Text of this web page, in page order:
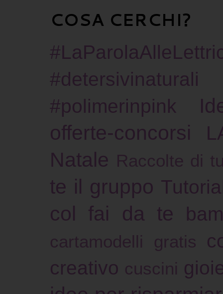
COSA CERCHI?
#detersivinaturali
#polimerinpink
offerte-concorsi
Natale Raccolte di
te il gruppo
col fai da te
cartamodelli gratis
creativo cuscini